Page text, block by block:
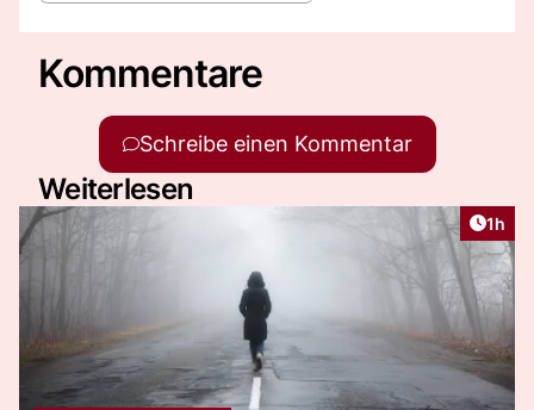
Kommentare
Schreibe einen Kommentar
Weiterlesen
1h